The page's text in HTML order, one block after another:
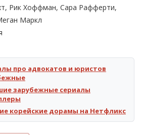
Рик Хоффман, Сара Рафферти,
Маркл
про адвокатов и юристов
зарубежные сериалы
корейские дорамы на Нетфликс